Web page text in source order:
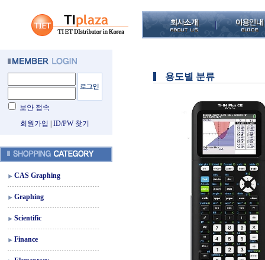
보안 접속
회원가입
ID/PW 찾기
CAS Graphing
Graphing
Scientific
Finance
용도별 분류